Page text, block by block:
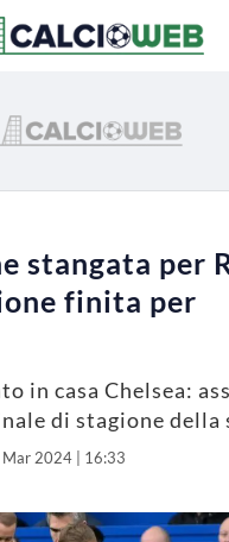
stangata per
finita per
in casa Chelsea:
di stagione della
Mar 2024 | 16:33